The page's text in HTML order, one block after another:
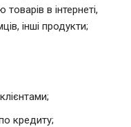
в інтернеті,
інші продукти;
кредиту;